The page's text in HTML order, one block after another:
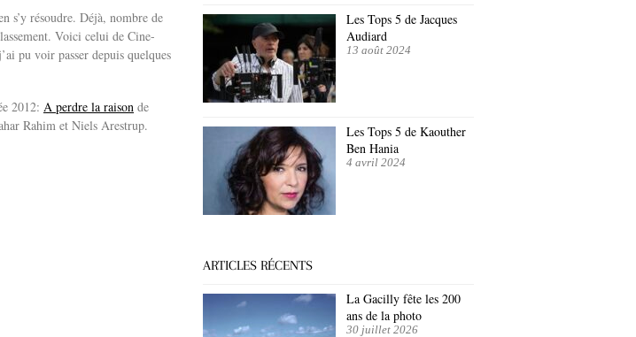
s’y résoudre. Déjà, nombre de
Voici celui de Cine-
pu voir passer depuis quelques
2012: A perdre la raison de
Rahim et Niels Arestrup.
Les Tops 5 de Jacques
Audiard
13 août 2024
Les Tops 5 de Kaouther
Ben Hania
4 avril 2024
ARTICLES RÉCENTS
La Gacilly fête les 200
ans de la photo
30 juillet 2026